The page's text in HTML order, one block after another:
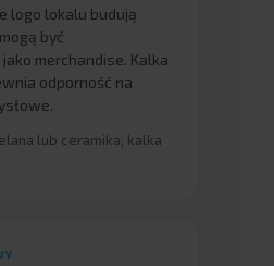
logo lokalu budują
być
merchandise. Kalka
odporność na
lub ceramika, kalka